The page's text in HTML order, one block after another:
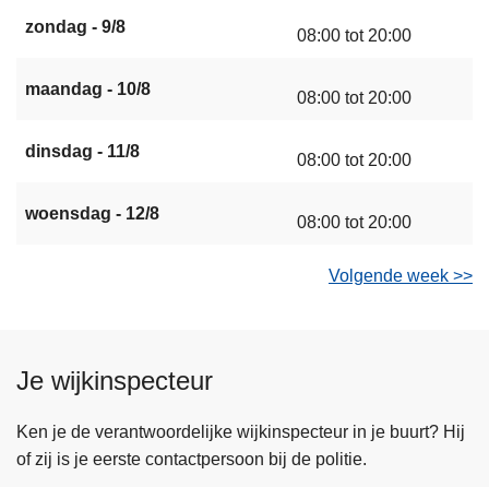
zondag - 9/8 08:00 tot 20:00
maandag - 10/8 08:00 tot 20:00
dinsdag - 11/8 08:00 tot 20:00
woensdag - 12/8 08:00 tot 20:00
Volgende week >>
Je wijkinspecteur
Ken je de verantwoordelijke wijkinspecteur in je buurt? Hij
of zij is je eerste contactpersoon bij de politie.